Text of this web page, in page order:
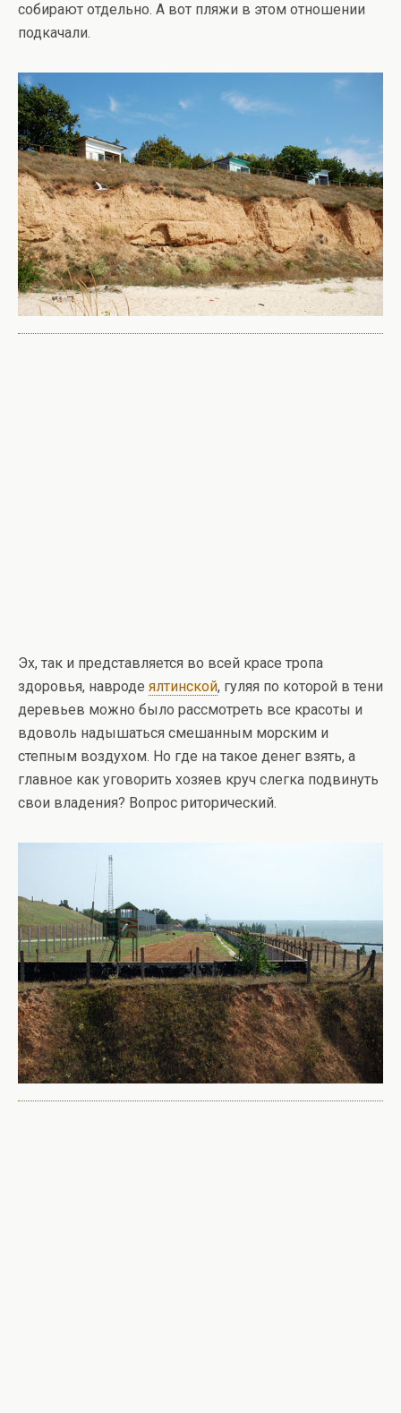
собирают отдельно. А вот пляжи в этом отношении
подкачали.
Эх, так и представляется во всей красе тропа
здоровья, навроде ялтинской, гуляя по которой в тени
деревьев можно было рассмотреть все красоты и
вдоволь надышаться смешанным морским и
степным воздухом. Но где на такое денег взять, а
главное как уговорить хозяев круч слегка подвинуть
свои владения? Вопрос риторический.